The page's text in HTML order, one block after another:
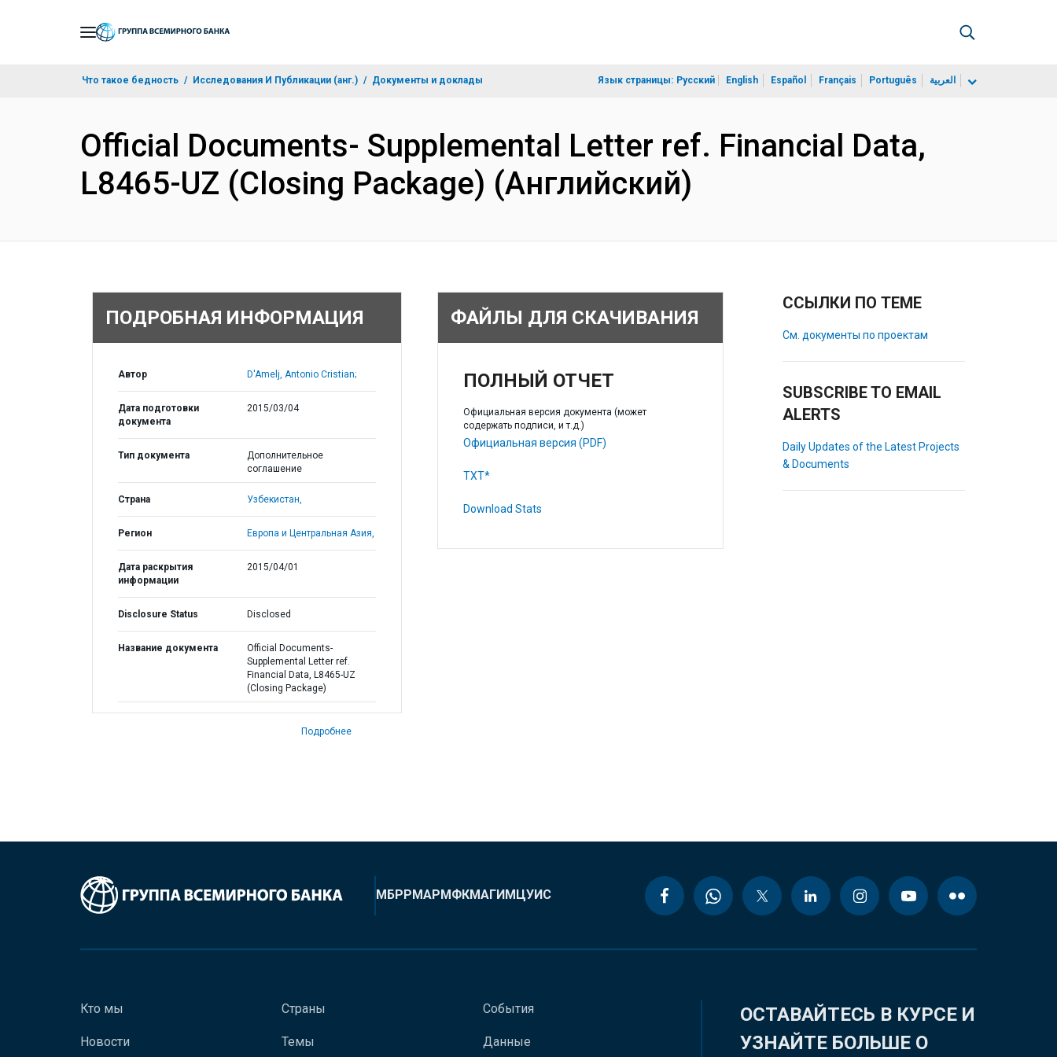
Что такое бедность Исследования И Публикации (анг.) Документы и доклады Язык страницы: Русский English Español Français Português العربية
Official Documents- Supplemental Letter ref. Financial Data,
L8465-UZ (Closing Package) (Английский)
ПОДРОБНАЯ ИНФОРМАЦИЯ
Автор D'Amelj, Antonio Cristian;
Дата подготовки
документа
2015/03/04
Тип документа
Дополнительное
соглашение
Страна Узбекистан,
Регион Европа и Центральная Азия,
Дата раскрытия
информации
2015/04/01
Disclosure Status Disclosed
Название документа
Official Documents-
Supplemental Letter ref.
Financial Data, L8465-UZ
(Closing Package)
Подробнее
ФАЙЛЫ ДЛЯ СКАЧИВАНИЯ
ПОЛНЫЙ ОТЧЕТ
Официальная версия документа (может
содержать подписи, и т.д.)
Официальная версия (PDF)
TXT*
Download Stats
ССЫЛКИ ПО ТЕМЕ
См. документы по проектам
SUBSCRIBE TO EMAIL
ALERTS
Daily Updates of the Latest Projects
& Documents
МБРРМАРМФКМАГИМЦУИС
Кто мы
Новости
Страны
Темы
События
Данные
ОСТАВАЙТЕСЬ В КУРСЕ И
УЗНАЙТЕ БОЛЬШЕ О